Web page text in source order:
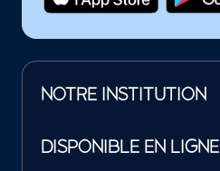
NOTRE INSTITUTION
DISPONIBLE EN LIGNE